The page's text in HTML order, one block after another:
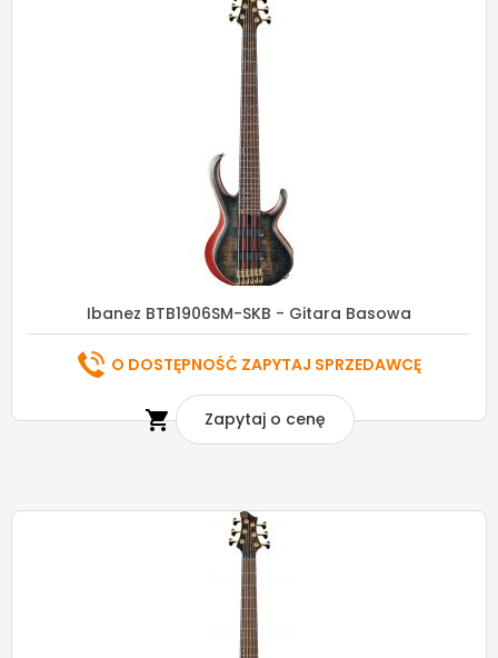
Ibanez BTB1906SM-SKB - Gitara Basowa
O DOSTĘPNOŚĆ ZAPYTAJ SPRZEDAWCĘ
 Zapytaj o cenę